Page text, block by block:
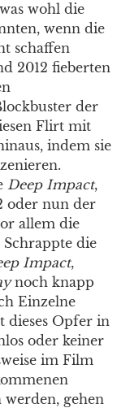
wohl die
wenn die
schaffen
2012 fieberten
der
Flirt mit
indem sie
Deep Impact,
oder nun der
allem die
Schrappte die
Impact,
noch knapp
Einzelne
dieses Opfer in
oder keiner
im Film
gehen